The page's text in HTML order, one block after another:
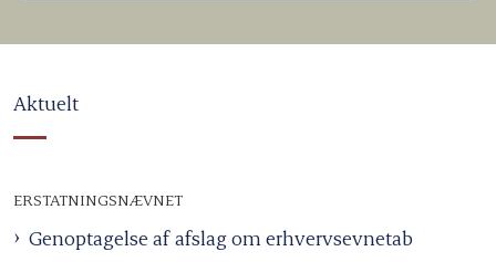
Aktuelt
ERSTATNINGSNÆVNET
Genoptagelse af afslag om erhvervsevnetab